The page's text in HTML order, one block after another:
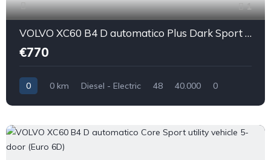
1
VOLVO XC60 B4 D automatico Plus Dark Sport utility vehicle 5-door (Euro 6D)
€770
0 0 km Diesel - Electric 48 40.000 0